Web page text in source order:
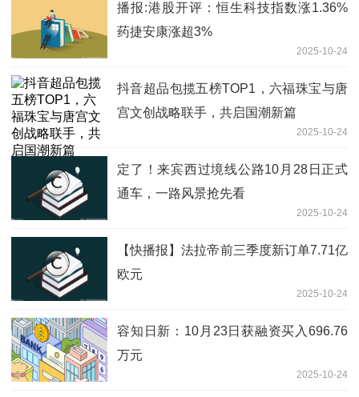
播报:港股开评：恒生科技指数涨1.36%
药捷安康涨超3%
2025-10-24
抖音超品包揽五榜TOP1，六福珠宝与唐
宫文创战略联手，共启国潮新篇
2025-10-24
定了！来宾西过境线公路10月28日正式
通车，一路风景抢先看
2025-10-24
【快播报】法拉帝前三季度新订单7.71亿
欧元
2025-10-24
容知日新：10月23日获融资买入696.76
万元
2025-10-24